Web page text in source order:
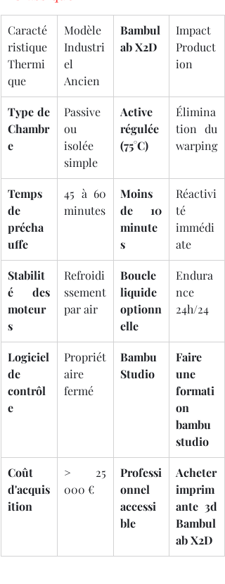
Caracté
ristique
Thermi
que
Modèle
Industri
el
Ancien
Bambul
ab X2D
Impact
Product
ion
Type de
Chambr
e
Passive
ou
isolée
simple
Active
régulée
(75°C)
Élimina
tion du
warping
Temps
de
précha
uffe
45 à 60
minutes
Moins
de 10
minute
s
Réactivi
té
immédi
ate
Stabilit
é des
moteur
s
Refroidi
ssement
par air
Boucle
liquide
optionn
elle
Endura
nce
24h/24
Logiciel
de
contrôl
e
Propriét
aire
fermé
Bambu
Studio
Faire
une
formati
on
bambu
studio
Coût
d'acquis
ition
> 25
000 €
Professi
onnel
accessi
ble
Acheter
imprim
ante 3d
Bambul
ab X2D